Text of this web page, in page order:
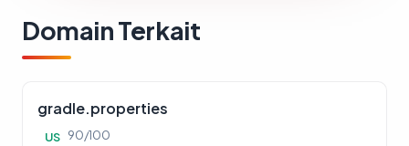
Domain Terkait
gradle.properties
US 90/100